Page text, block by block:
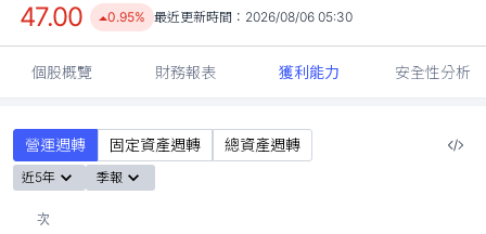
47.00 0.95% 最近更新時間： 2026/08/06 05:30
個股概覽 財務報表 獲利能力 安全性分析
營運週轉 固定資產週轉 總資產週轉
近5年 季報